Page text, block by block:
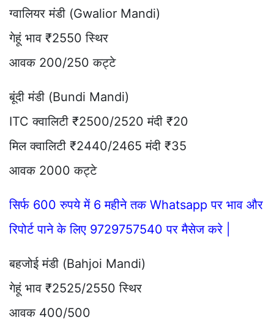
ग्वालियर मंडी (Gwalior Mandi)
गेहूं भाव ₹2550 स्थिर
आवक 200/250 कट्टे
बूंदी मंडी (Bundi Mandi)
ITC क्वालिटी ₹2500/2520 मंदी ₹20
मिल क्वालिटी ₹2440/2465 मंदी ₹35
आवक 2000 कट्टे
सिर्फ 600 रुपये में 6 महीने तक Whatsapp पर भाव और
रिपोर्ट पाने के लिए 9729757540 पर मैसेज करे |
बहजोई मंडी (Bahjoi Mandi)
गेहूं भाव ₹2525/2550 स्थिर
आवक 400/500